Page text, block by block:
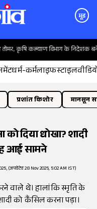
मूड
कृषि कल्याण विभाग के निदेशक बने
धर्म-कर्मलाइफस्टाइल
प्रशांत किशोर मानसून
दिया धोखा? शादी
आई सामने
(अपडेटेड 28 Nov 2025, 5:02 AM IST)
वाले थे। हालांकि स्मृति के
को कैंसिल करना पड़ा।